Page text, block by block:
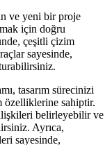
ve yeni bir proje
için doğru
çeşitli çizim
sayesinde,
tasarım sürecinizi
özelliklerine sahiptir.
belirleyebilir ve
Ayrıca,
sayesinde,